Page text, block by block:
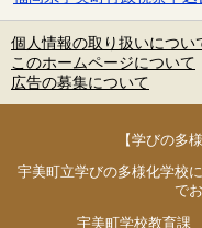
個人情報の取り扱いについ
このホームページについて
広告の募集について
【学びの多
宇美町立学びの多様化学校
で
宇美町学校教育